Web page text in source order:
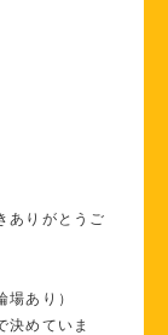
ありがとうご
あり）
決めていま